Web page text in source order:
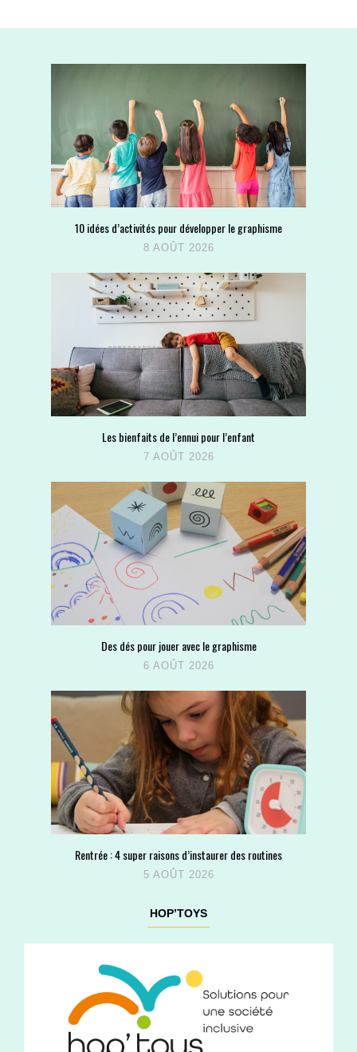
10 idées d’activités pour développer le graphisme
8 AOÛT 2026
Les bienfaits de l’ennui pour l’enfant
7 AOÛT 2026
Des dés pour jouer avec le graphisme
6 AOÛT 2026
Rentrée : 4 super raisons d’instaurer des routines
5 AOÛT 2026
HOP’TOYS